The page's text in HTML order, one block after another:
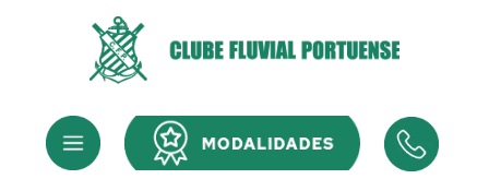
Menu Menu